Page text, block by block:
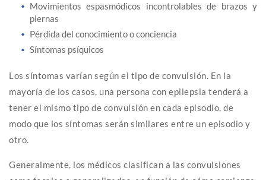
Movimientos espasmódicos incontrolables de brazos y
piernas
Pérdida del conocimiento o conciencia
Síntomas psíquicos
Los síntomas varían según el tipo de convulsión. En la
mayoría de los casos, una persona con epilepsia tenderá a
tener el mismo tipo de convulsión en cada episodio, de
modo que los síntomas serán similares entre un episodio y
otro.
Generalmente, los médicos clasifican a las convulsiones